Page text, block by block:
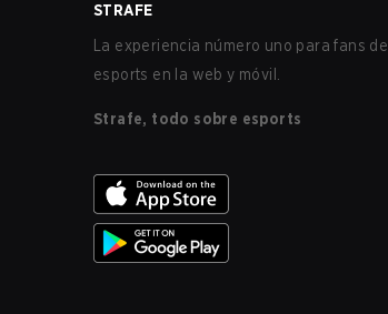
STRAFE
La experiencia número uno para fans de
esports en la web y móvil.
Strafe, todo sobre esports